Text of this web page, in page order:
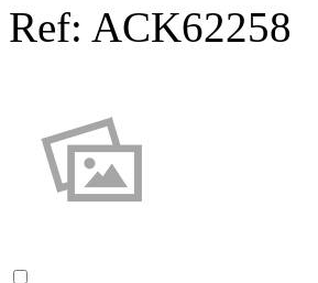
Ref: ACK62258